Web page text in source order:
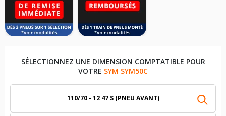
SÉLECTIONNEZ UNE DIMENSION COMPTATIBLE POUR
VOTRE SYM SYM50C
110/70 - 12 47 S (PNEU AVANT)